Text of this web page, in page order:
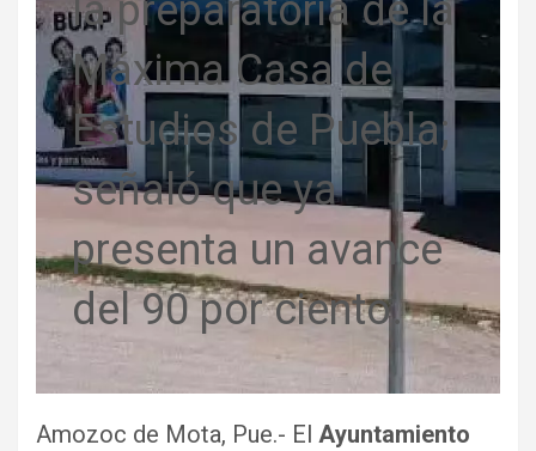
la preparatoria de la
Máxima Casa de
Estudios de Puebla;
señaló que ya
presenta un avance
del 90 por ciento.
Amozoc de Mota, Pue.- El Ayuntamiento